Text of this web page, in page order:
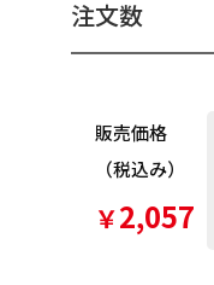
注文数
販売価格
（税込み）
￥2,057